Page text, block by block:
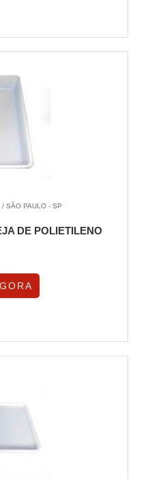
/ SÃO PAULO - SP
DE POLIETILENO